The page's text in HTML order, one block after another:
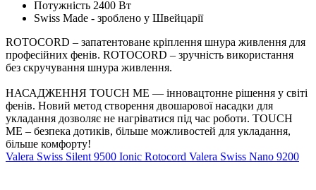
Потужність 2400 Вт
Swiss Made - зроблено у Швейцарії
ROTOCORD – запатентоване кріплення шнура живлення для
професійних фенів. ROTOCORD – зручність використання
без скручування шнура живлення.
НАСАДЖЕННЯ TOUCH ME — інновацтонне рішення у світі
фенів. Новий метод створення двошарової насадки для
укладання дозволяє не нагріватися під час роботи. TOUCH
ME – безпека дотиків, більше можливостей для укладання,
більше комфорту!
Valera Swiss Silent 9500 Ionic Rotocord Valera Swiss Nano 9200